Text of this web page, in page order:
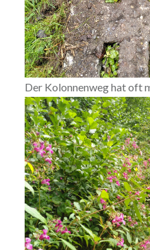
Der Kolonnenweg hat oft